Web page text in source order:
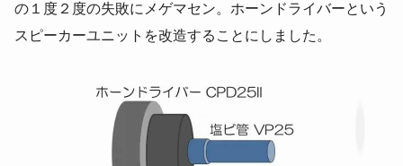
の１度２度の失敗にメゲマセン。ホーンドライバーという
スピーカーユニットを改造することにしました。